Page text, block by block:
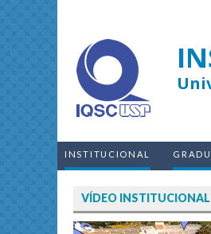
INSTITUCIONAL
VÍDEO INSTITUCIONAL